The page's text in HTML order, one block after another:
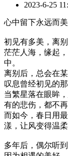
2023-6-25
心中留下永远而
初见有多美，离
茫茫人海，缘起
中。
离别后，总会在
叹息曾经初见的
当繁星落在眼眸
有的悲伤，都不再
而如今，春日用
漾，让风变得温
多年后，偶尔听